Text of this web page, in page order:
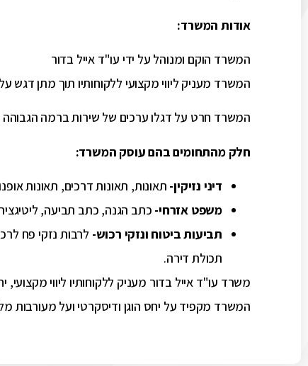
אודות המשרד:
המשרד הוקם ומנוהל על ידי עו"ד אייל בדור
המשרד מעניק ליווי מקצועי ללקוחותיו תוך מתן דגש
המשרד חרט על דגלו ערכים של שירות ברמה הגבוהה
חלק מהתחומים בהם עוסק המשרד:
דיני נזיקין- תאונות, תאונות דרכים, תאונות
משפט אזרחי- כתב הגנה, כתב תביעה,
תביעות ביטוח ונזקי רכוש- לרבות נזקי פח
תכולת דירה.
משרד עו"ד אייל בדור מעניק ללקוחותיו ליווי
המשרד מקפיד על יחס הוגן ודיסקרטי ועל מעורבות